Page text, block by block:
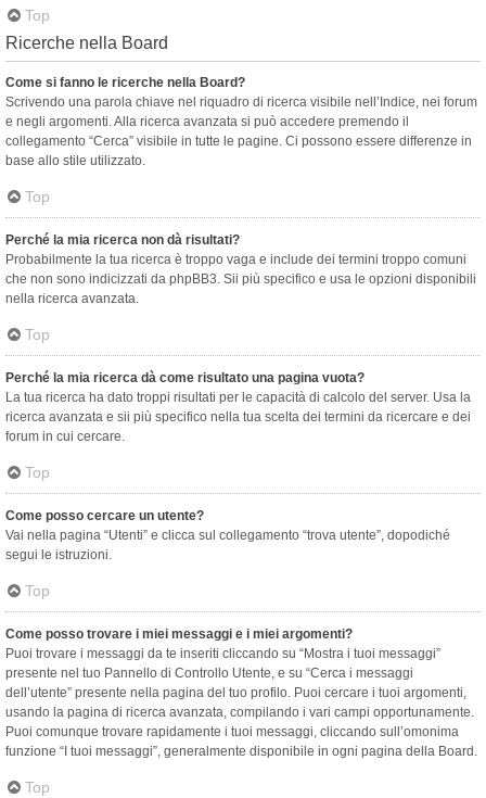
Top
Ricerche nella Board
Come si fanno le ricerche nella Board?
Scrivendo una parola chiave nel riquadro di ricerca visibile nell’Indice, nei forum
e negli argomenti. Alla ricerca avanzata si può accedere premendo il
collegamento “Cerca” visibile in tutte le pagine. Ci possono essere differenze in
base allo stile utilizzato.
Top
Perché la mia ricerca non dà risultati?
Probabilmente la tua ricerca è troppo vaga e include dei termini troppo comuni
che non sono indicizzati da phpBB3. Sii più specifico e usa le opzioni disponibili
nella ricerca avanzata.
Top
Perché la mia ricerca dà come risultato una pagina vuota?
La tua ricerca ha dato troppi risultati per le capacità di calcolo del server. Usa la
ricerca avanzata e sii più specifico nella tua scelta dei termini da ricercare e dei
forum in cui cercare.
Top
Come posso cercare un utente?
Vai nella pagina “Utenti” e clicca sul collegamento “trova utente”, dopodiché
segui le istruzioni.
Top
Come posso trovare i miei messaggi e i miei argomenti?
Puoi trovare i messaggi da te inseriti cliccando su “Mostra i tuoi messaggi”
presente nel tuo Pannello di Controllo Utente, e su “Cerca i messaggi
dell’utente” presente nella pagina del tuo profilo. Puoi cercare i tuoi argomenti,
usando la pagina di ricerca avanzata, compilando i vari campi opportunamente.
Puoi comunque trovare rapidamente i tuoi messaggi, cliccando sull’omonima
funzione “I tuoi messaggi”, generalmente disponibile in ogni pagina della Board.
Top